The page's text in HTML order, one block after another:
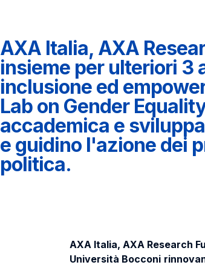
AXA Italia, AXA
insieme per ulteriori 3
inclusione ed
Lab on Gender
accademica e
e guidino l'azione dei
politica.
AXA Italia, AXA Research
Università Bocconi